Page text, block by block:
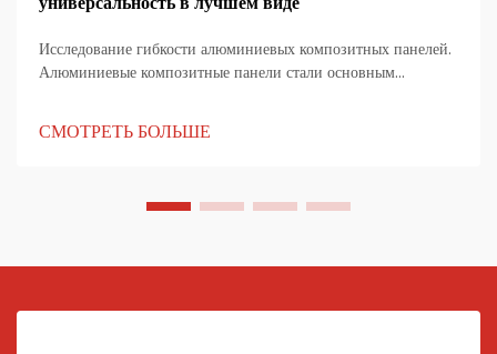
Исследование гибкости алюминиевых композитных панелей.
Алюминиевые композитные панели стали основным
конструкцией и эстетической гибкостью...
СМОТРЕТЬ БОЛЬШЕ